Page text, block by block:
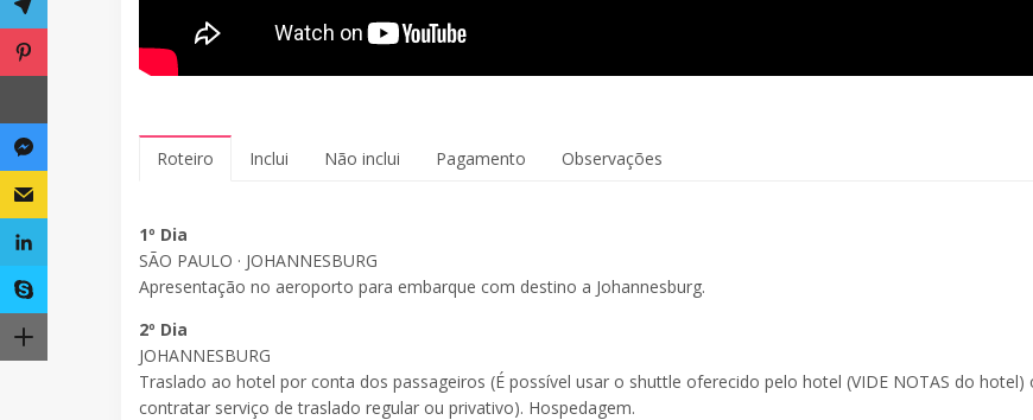
Roteiro Inclui Não inclui Pagamento Observações
1º Dia
SÃO PAULO · JOHANNESBURG
Apresentação no aeroporto para embarque com destino a Johannesburg.
2º Dia
JOHANNESBURG
Traslado ao hotel por conta dos passageiros (É possível usar o shuttle oferecido pelo hotel (VIDE NOTAS do hotel)
contratar serviço de traslado regular ou privativo). Hospedagem.